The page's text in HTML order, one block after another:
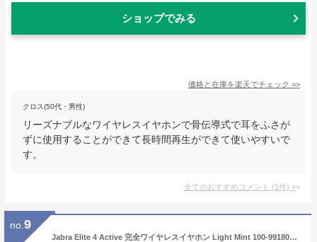
ショップでみる
価格と在庫を楽天でチェック >>
クロス(50代・男性)
リーズナブルなワイヤレスイヤホンで骨伝導式で耳をふさが
ずに使用することができて長時間再生ができて使いやすいで
す。
全てのおすすめコメント (1件) >
no. 9
Jabra Elite 4 Active 完全ワイヤレスイヤホン Light Mint 100-99180002-40